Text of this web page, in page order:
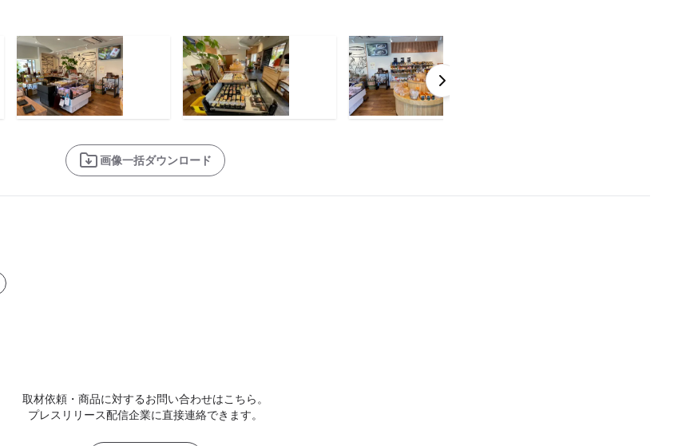
画像一括ダウンロード
取材依頼・商品に対するお問い合わせはこちら。
プレスリリース配信企業に直接連絡できます。